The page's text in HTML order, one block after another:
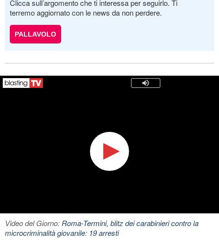
Clicca sull’argomento che ti interessa per seguirlo. Ti
terremo aggiornato con le news da non perdere.
PALLAVOLO
Video del Giorno:Roma-Termini, blitz dei carabinieri contro la
microcriminalità giovanile: 19 arresti